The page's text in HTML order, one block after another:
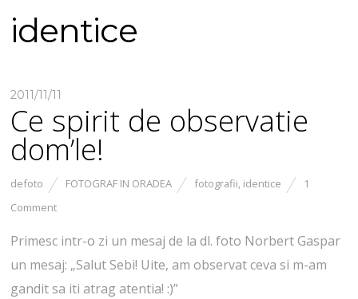
identice
2011/11/11
Ce spirit de observatie
dom’le!
defoto FOTOGRAF IN ORADEA fotografii, identice
1
Comment
Primesc intr-o zi un mesaj de la dl. foto Norbert Gaspar
un mesaj: „Salut Sebi! Uite, am observat ceva si m-am
gandit sa iti atrag atentia! :)”